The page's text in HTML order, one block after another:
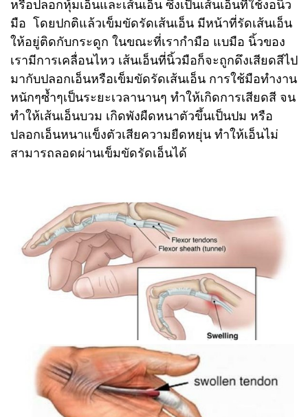
หรือปลอกหุ้มเอ็นและเส้นเอ็น ซึ่งเป็นเส้นเอ็นที่ใช้งอนิ้ว
มือ โดยปกติแล้วเข็มขัดรัดเส้นเอ็น มีหน้าที่รัดเส้นเอ็น
ให้อยู่ติดกับกระดูก ในขณะที่เรากำมือ แบมือ นิ้วของ
เรามีการเคลื่อนไหว เส้นเอ็นที่นิ้วมือก็จะถูกดึงเสียดสีไป
มากับปลอกเอ็นหรือเข็มขัดรัดเส้นเอ็น การใช้มือทำงาน
หนักๆซ้ำๆเป็นระยะเวลานานๆ ทำให้เกิดการเสียดสี จน
ทำให้เส้นเอ็นบวม เกิดพังผืดหนาตัวขึ้นเป็นปม หรือ
ปลอกเอ็นหนาแข็งตัวเสียความยืดหยุ่น ทำให้เอ็นไม่
สามารถลอดผ่านเข็มขัดรัดเอ็นได้